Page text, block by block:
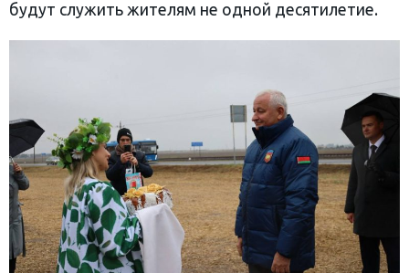
будут служить жителям не одной десятилетие.